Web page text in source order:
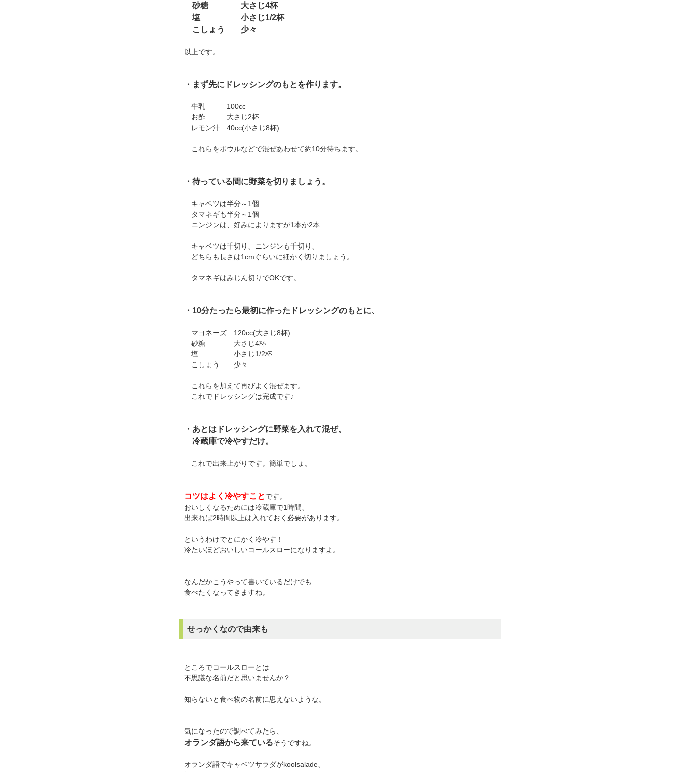
砂糖 大さじ4杯
塩 小さじ1/2杯
こしょう 少々
以上です。
・まず先にドレッシングのもとを作ります。
牛乳 100cc
お酢 大さじ2杯
レモン汁 40cc(小さじ8杯)
これらをボウルなどで混ぜあわせて約10分待ちます。
・待っている間に野菜を切りましょう。
キャベツは半分～1個
タマネギも半分～1個
ニンジンは、好みによりますが1本か2本
キャベツは千切り、ニンジンも千切り、
どちらも長さは1cmぐらいに細かく切りましょう。
タマネギはみじん切りでOKです。
・10分たったら最初に作ったドレッシングのもとに、
マヨネーズ 120cc(大さじ8杯)
砂糖 大さじ4杯
塩 小さじ1/2杯
こしょう 少々
これらを加えて再びよく混ぜます。
これでドレッシングは完成です♪
・あとはドレッシングに野菜を入れて混ぜ、
冷蔵庫で冷やすだけ。
これで出来上がりです。簡単でしょ。
コツはよく冷やすことです。
おいしくなるためには冷蔵庫で1時間、
出来れば2時間以上は入れておく必要があります。
というわけでとにかく冷やす！
冷たいほどおいしいコールスローになりますよ。
なんだかこうやって書いているだけでも
食べたくなってきますね。
せっかくなので由来も
ところでコールスローとは
不思議な名前だと思いませんか？
知らないと食べ物の名前に思えないような。
気になったので調べてみたら、
オランダ語から来ているそうですね。
オランダ語でキャベツサラダがkoolsalade、